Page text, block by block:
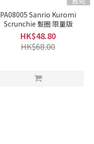
PA08005 Sanrio Kuromi
Scrunchie 髮圈 限量版
HK$48.80
HK$68.00